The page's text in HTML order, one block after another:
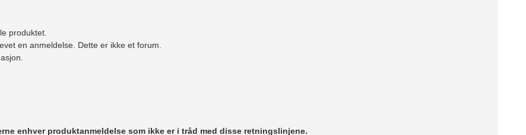
produktet.
en anmeldelse. Dette er ikke et forum.
enhver produktanmeldelse som ikke er i tråd med disse retningslinjene.